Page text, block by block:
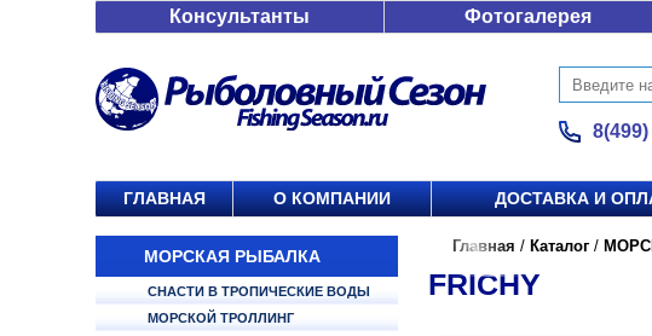
Консультанты Фотогалерея
ГЛАВНАЯ О КОМПАНИИ ДОСТАВКА И
МОРСКАЯ РЫБАЛКА
СНАСТИ В ТРОПИЧЕСКИЕ ВОДЫ
МОРСКОЙ ТРОЛЛИНГ
Главная / Каталог /
FRICHY